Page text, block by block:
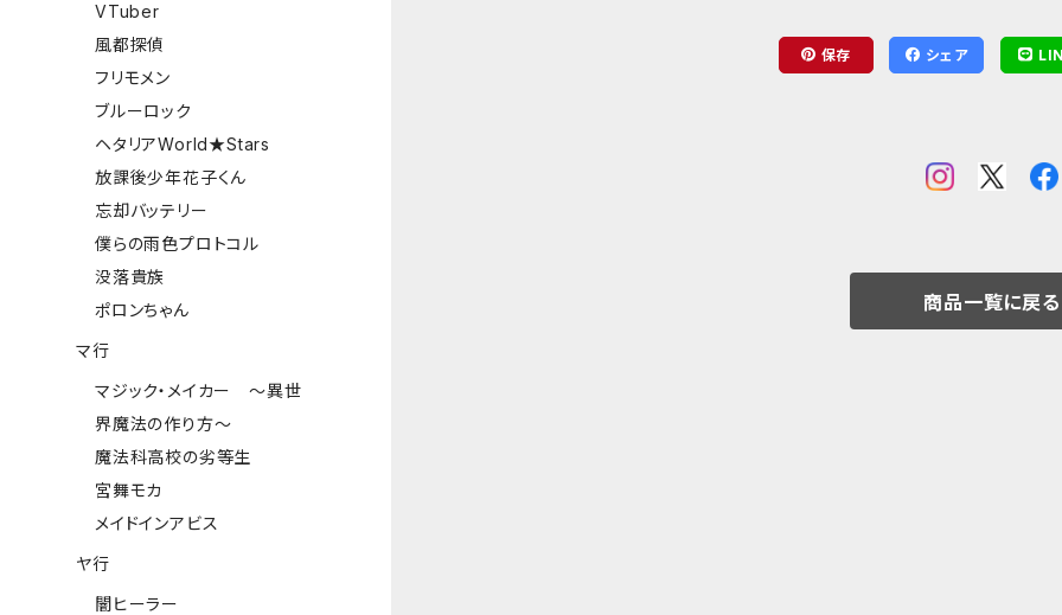
保存 シェア
商品一覧に戻る
VTuber
風都探偵
フリモメン
ブルーロック
ヘタリアWorld★Stars
放課後少年花子くん
忘却バッテリー
僕らの雨色プロトコル
没落貴族
ポロンちゃん
マ行
マジック・メイカー ～異世
界魔法の作り方～
魔法科高校の劣等生
宮舞モカ
メイドインアビス
ヤ行
闇ヒーラー